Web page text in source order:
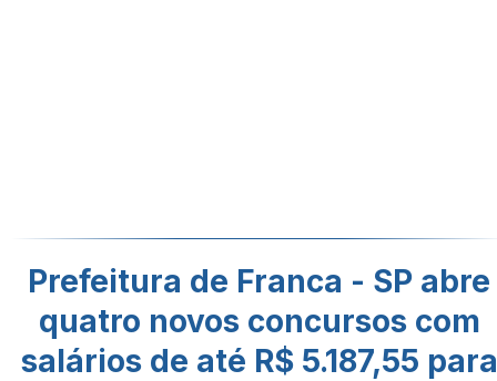
Prefeitura de Franca - SP abre
quatro novos concursos com
salários de até R$ 5.187,55 para